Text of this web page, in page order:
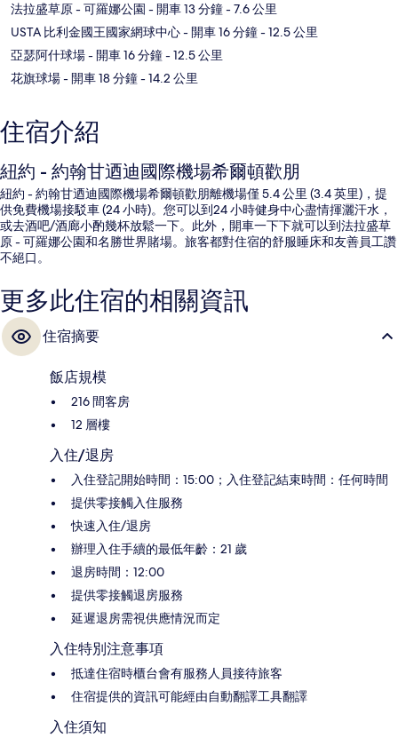
法拉盛草原 - 可羅娜公園 - 開車 13 分鐘- 7.6 公里
USTA 比利金國王國家網球中心- 開車 16 分鐘- 12.5 公里
亞瑟阿什球場- 開車 16 分鐘- 12.5 公里
花旗球場- 開車 18 分鐘- 14.2 公里
住宿介紹
紐約 - 約翰甘迺迪國際機場希爾頓歡朋
紐約 - 約翰甘迺迪國際機場希爾頓歡朋離機場僅 5.4 公里 (3.4 英里)，提
供免費機場接駁車 (24 小時)。您可以到24 小時健身中心盡情揮灑汗水，
或去酒吧/酒廊小酌幾杯放鬆一下。此外，開車一下下就可以到法拉盛草
原 - 可羅娜公園和名勝世界賭場。旅客都對住宿的舒服睡床和友善員工讚
不絕口。
更多此住宿的相關資訊
住宿摘要
飯店規模
216 間客房
12 層樓
入住/退房
入住登記開始時間：15:00；入住登記結束時間：任何時間
提供零接觸入住服務
快速入住/退房
辦理入住手續的最低年齡：21 歲
退房時間：12:00
提供零接觸退房服務
延遲退房需視供應情況而定
入住特別注意事項
抵達住宿時櫃台會有服務人員接待旅客
住宿提供的資訊可能經由自動翻譯工具翻譯
入住須知